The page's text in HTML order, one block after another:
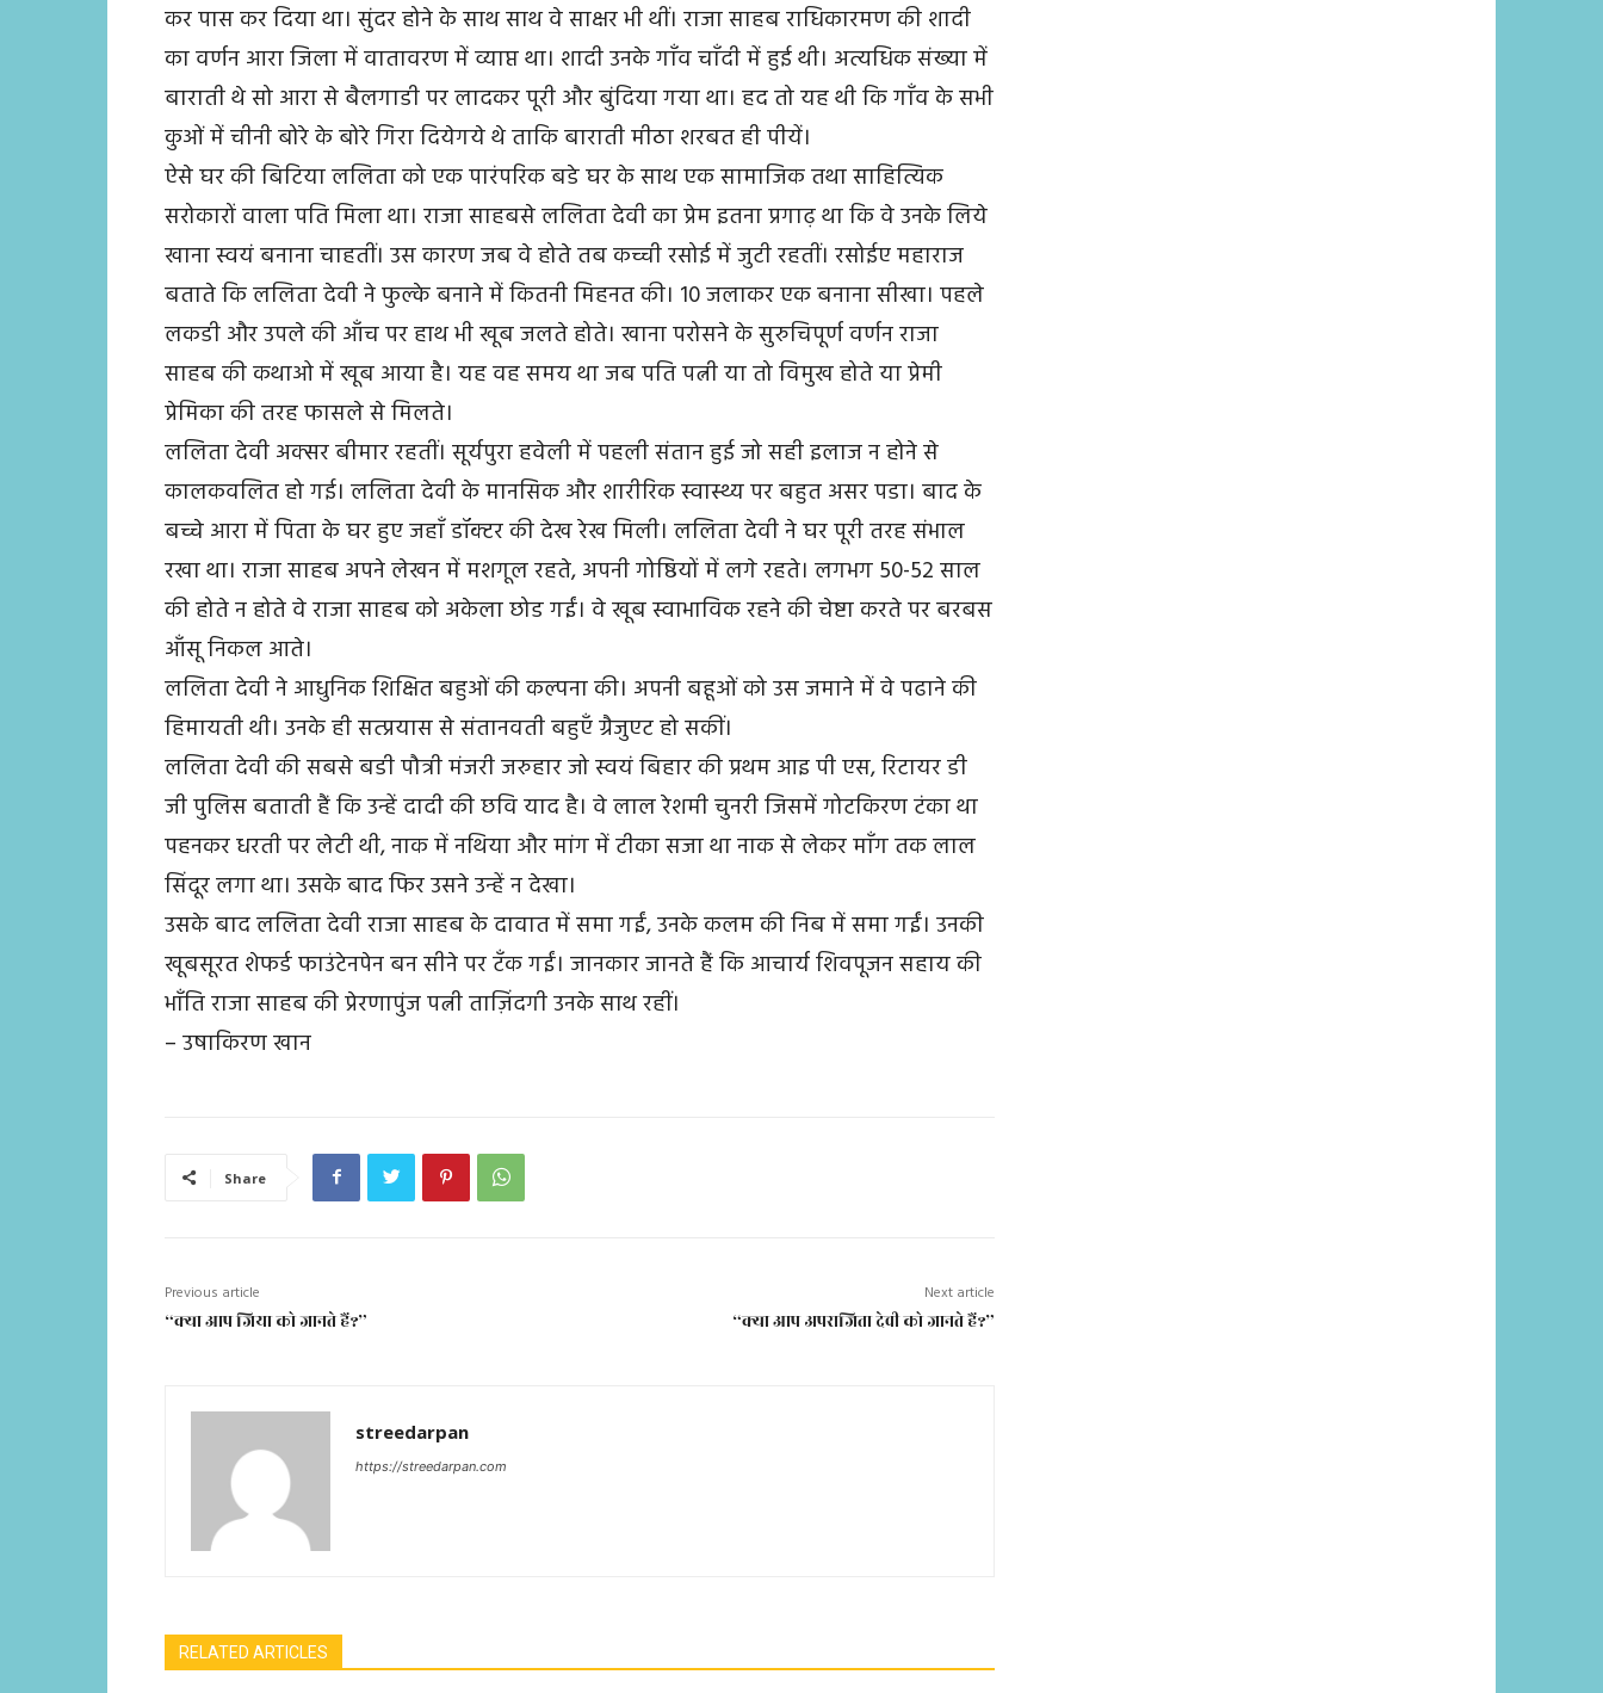
कर पास कर दिया था। सुंदर होने के साथ साथ वे साक्षर भी थीं। राजा साहब राधिकारमण की शादी
का वर्णन आरा जिला में वातावरण में व्याप्त था। शादी उनके गाँव चाँदी में हुई थी। अत्यधिक संख्या में
बाराती थे सो आरा से बैलगाडी पर लादकर पूरी और बुंदिया गया था। हद तो यह थी कि गाँव के सभी
कुओं में चीनी बोरे के बोरे गिरा दियेगये थे ताकि बाराती मीठा शरबत ही पीयें।
ऐसे घर की बिटिया ललिता को एक पारंपरिक बडे घर के साथ एक सामाजिक तथा साहित्यिक
सरोकारों वाला पति मिला था। राजा साहबसे ललिता देवी का प्रेम इतना प्रगाढ़ था कि वे उनके लिये
खाना स्वयं बनाना चाहतीं। उस कारण जब वे होते तब कच्ची रसोई में जुटी रहतीं। रसोईए महाराज
बताते कि ललिता देवी ने फुल्के बनाने में कितनी मिहनत की। 10 जलाकर एक बनाना सीखा। पहले
लकडी और उपले की आँच पर हाथ भी खूब जलते होते। खाना परोसने के सुरुचिपूर्ण वर्णन राजा
साहब की कथाओ में खूब आया है। यह वह समय था जब पति पत्नी या तो विमुख होते या प्रेमी
प्रेमिका की तरह फासले से मिलते।
ललिता देवी अक्सर बीमार रहतीं। सूर्यपुरा हवेली में पहली संतान हुई जो सही इलाज न होने से
कालकवलित हो गई। ललिता देवी के मानसिक और शारीरिक स्वास्थ्य पर बहुत असर पडा। बाद के
बच्चे आरा में पिता के घर हुए जहाँ डॉक्टर की देख रेख मिली। ललिता देवी ने घर पूरी तरह संभाल
रखा था। राजा साहब अपने लेखन में मशगूल रहते, अपनी गोष्ठियों में लगे रहते। लगभग 50-52 साल
की होते न होते वे राजा साहब को अकेला छोड गईं। वे खूब स्वाभाविक रहने की चेष्टा करते पर बरबस
आँसू निकल आते।
ललिता देवी ने आधुनिक शिक्षित बहुओं की कल्पना की। अपनी बहूओं को उस जमाने में वे पढाने की
हिमायती थी। उनके ही सत्प्रयास से संतानवती बहुएँ ग्रैजुएट हो सकीं।
ललिता देवी की सबसे बडी पौत्री मंजरी जरुहार जो स्वयं बिहार की प्रथम आइ पी एस, रिटायर डी
जी पुलिस बताती हैं कि उन्हें दादी की छवि याद है। वे लाल रेशमी चुनरी जिसमें गोटकिरण टंका था
पहनकर धरती पर लेटी थी, नाक में नथिया और मांग में टीका सजा था नाक से लेकर माँग तक लाल
सिंदूर लगा था। उसके बाद फिर उसने उन्हें न देखा।
उसके बाद ललिता देवी राजा साहब के दावात में समा गईं, उनके कलम की निब में समा गईं। उनकी
खूबसूरत शेफर्ड फाउंटेनपेन बन सीने पर टँक गईं। जानकार जानते हैं कि आचार्य शिवपूजन सहाय की
भाँति राजा साहब की प्रेरणापुंज पत्नी ताज़िंदगी उनके साथ रहीं।
– उषाकिरण खान
Share
Previous article
“क्या आप जिया को जानते हैं?”
Next article
“क्या आप अपराजिता देवी को जानते हैं?”
streedarpan
https://streedarpan.com
RELATED ARTICLES